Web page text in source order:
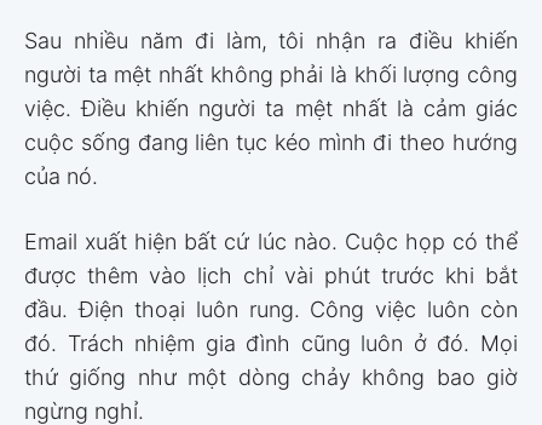
Sau nhiều năm đi làm, tôi nhận ra điều khiến
người ta mệt nhất không phải là khối lượng công
việc. Điều khiến người ta mệt nhất là cảm giác
cuộc sống đang liên tục kéo mình đi theo hướng
của nó.
Email xuất hiện bất cứ lúc nào. Cuộc họp có thể
được thêm vào lịch chỉ vài phút trước khi bắt
đầu. Điện thoại luôn rung. Công việc luôn còn
đó. Trách nhiệm gia đình cũng luôn ở đó. Mọi
thứ giống như một dòng chảy không bao giờ
ngừng nghỉ.